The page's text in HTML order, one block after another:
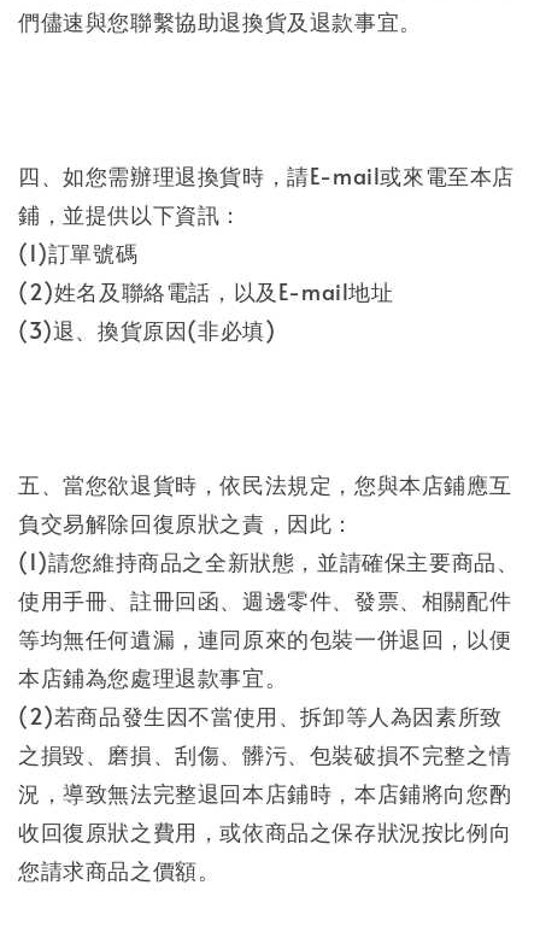
們儘速與您聯繫協助退換貨及退款事宜。
四、如您需辦理退換貨時，請E-mail或來電至本店
鋪，並提供以下資訊：
(1)訂單號碼
(2)姓名及聯絡電話，以及E-mail地址
(3)退、換貨原因(非必填)
五、當您欲退貨時，依民法規定，您與本店鋪應互
負交易解除回復原狀之責，因此：
(1)請您維持商品之全新狀態，並請確保主要商品、
使用手冊、註冊回函、週邊零件、發票、相關配件
等均無任何遺漏，連同原來的包裝一併退回，以便
本店鋪為您處理退款事宜。
(2)若商品發生因不當使用、拆卸等人為因素所致
之損毀、磨損、刮傷、髒污、包裝破損不完整之情
況，導致無法完整退回本店鋪時，本店鋪將向您酌
收回復原狀之費用，或依商品之保存狀況按比例向
您請求商品之價額。